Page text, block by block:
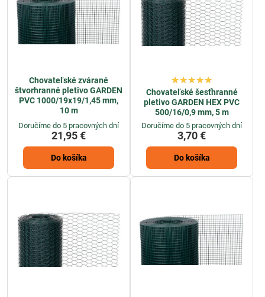
Chovateľské zvárané
štvorhranné pletivo GARDEN
PVC 1000/19x19/1,45 mm,
10 m
Doručíme do 5 pracovných dní
21,95 €
Do košíka
Chovateľské šesťhranné
pletivo GARDEN HEX PVC
500/16/0,9 mm, 5 m
Doručíme do 5 pracovných dní
3,70 €
Do košíka